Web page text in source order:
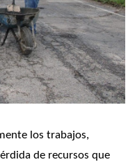
los trabajos,
de recursos que